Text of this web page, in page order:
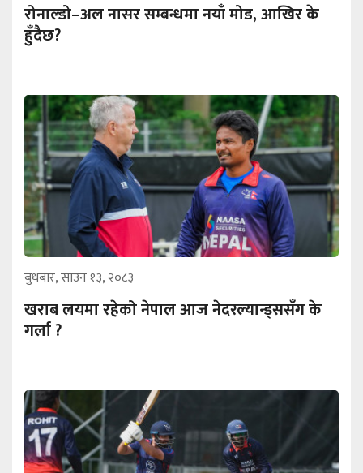
रोनाल्डो–अल नासर सम्बन्धमा नयाँ मोड, आखिर के
हुँदैछ?
बुधबार, साउन १३, २०८३
खराब लयमा रहेको नेपाल आज नेदरल्यान्ड्ससँग के
गर्ला ?